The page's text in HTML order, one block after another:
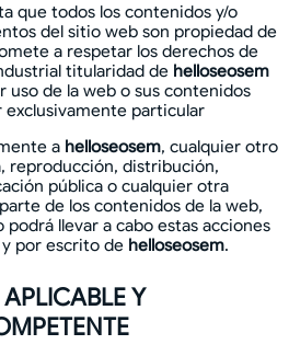
que todos los contenidos y/o
del sitio web son propiedad de
a respetar los derechos de
titularidad de helloseosem
uso de la web o sus contenidos
particular
a helloseosem, cualquier otro
reproducción, distribución,
pública o cualquier otra
de los contenidos de la web,
llevar a cabo estas acciones
por escrito de helloseosem.
Y